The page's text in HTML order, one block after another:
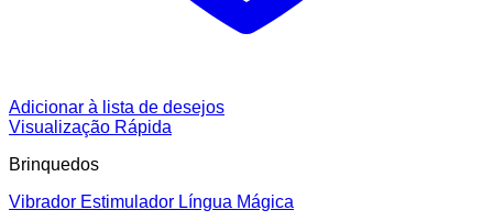
Adicionar à lista de desejos
Visualização Rápida
Brinquedos
Vibrador Estimulador Língua Mágica